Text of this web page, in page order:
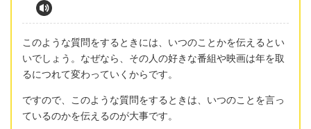
このような質問をするときには、いつのことかを伝えるとい
いでしょう。なぜなら、その人の好きな番組や映画は年を取
るにつれて変わっていくからです。
ですので、このような質問をするときは、いつのことを言っ
ているのかを伝えるのが大事です。